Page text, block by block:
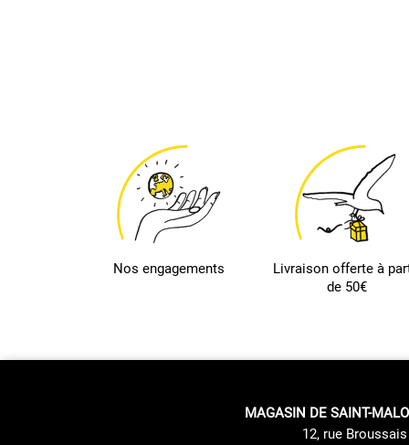
Nos engagements
Livraison offerte à
de 50€
MAGASIN DE SAINT-
12, rue